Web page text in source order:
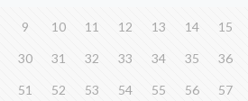
9 10 11 12 13 14 15
30 31 32 33 34 35 36
51 52 53 54 55 56 57